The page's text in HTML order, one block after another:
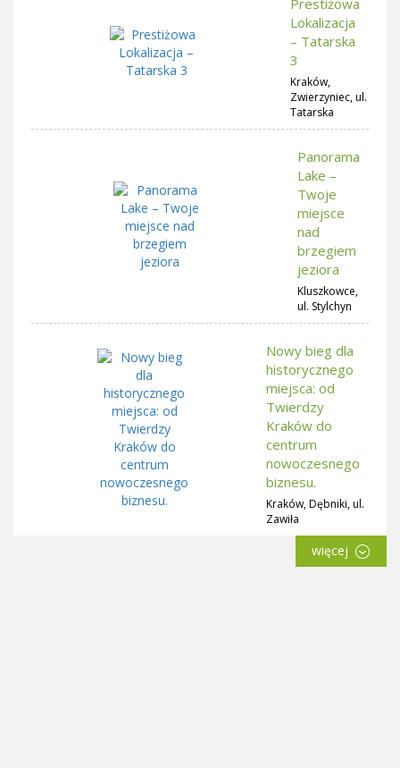
Lokalizacja
– Tatarska
3
Kraków,
Zwierzyniec, ul.
Tatarska
Panorama
Lake –
Twoje
miejsce
nad
brzegiem
jeziora
Kluszkowce,
ul. Stylchyn
Nowy bieg dla
historycznego
miejsca: od
Twierdzy
Kraków do
centrum
nowoczesnego
biznesu.
Kraków, Dębniki, ul.
Zawiła
więcej